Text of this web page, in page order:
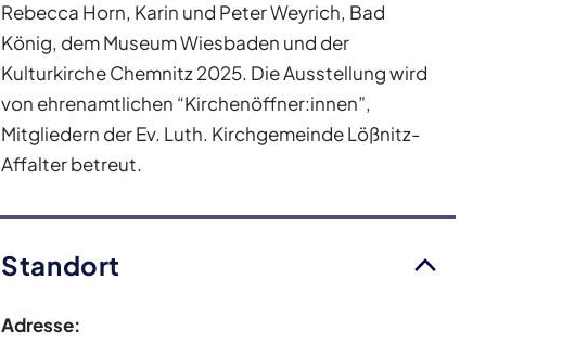
Rebecca Horn, Karin und Peter Weyrich, Bad
König, dem Museum Wiesbaden und der
Kulturkirche Chemnitz 2025. Die Ausstellung wird
von ehrenamtlichen “Kirchenöffner:innen”,
Mitgliedern der Ev. Luth. Kirchgemeinde Lößnitz-
Affalter betreut.
Standort
Adresse: